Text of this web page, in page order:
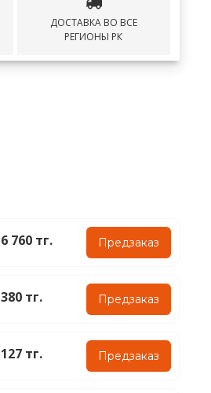
ДОСТАВКА ВО ВСЕ
РЕГИОНЫ РК
6 760 тг. Предзаказ
380 тг. Предзаказ
127 тг. Предзаказ